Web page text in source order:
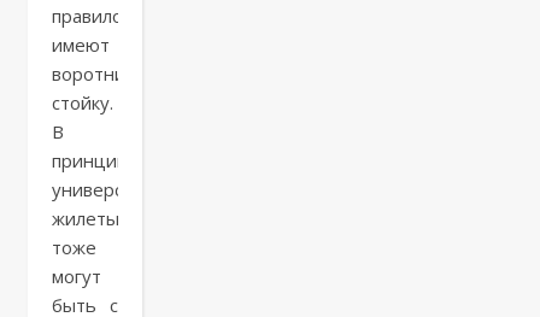
правило,
имеют
воротник-
стойку.
В
принципе,
универсальные
жилеты
тоже
могут
быть с